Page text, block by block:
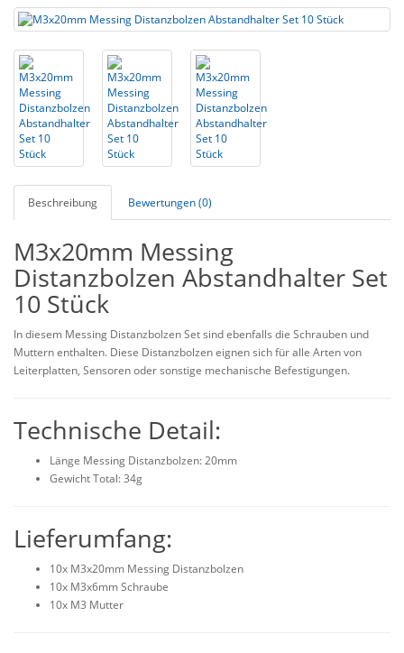
Beschreibung Bewertungen (0)
M3x20mm Messing
Distanzbolzen Abstandhalter Set
10 Stück
In diesem Messing Distanzbolzen Set sind ebenfalls die Schrauben und
Muttern enthalten. Diese Distanzbolzen eignen sich für alle Arten von
Leiterplatten, Sensoren oder sonstige mechanische Befestigungen.
Technische Detail:
Länge Messing Distanzbolzen: 20mm
Gewicht Total: 34g
Lieferumfang:
10x M3x20mm Messing Distanzbolzen
10x M3x6mm Schraube
10x M3 Mutter